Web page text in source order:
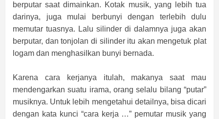
berputar saat dimainkan. Kotak musik, yang lebih tua
darinya, juga mulai berbunyi dengan terlebih dulu
memutar tuasnya. Lalu silinder di dalamnya juga akan
berputar, dan tonjolan di silinder itu akan mengetuk plat
logam dan menghasilkan bunyi bernada.
Karena cara kerjanya itulah, makanya saat mau
mendengarkan suatu irama, orang selalu bilang “putar”
musiknya. Untuk lebih mengetahui detailnya, bisa dicari
dengan kata kunci “cara kerja …” pemutar musik yang